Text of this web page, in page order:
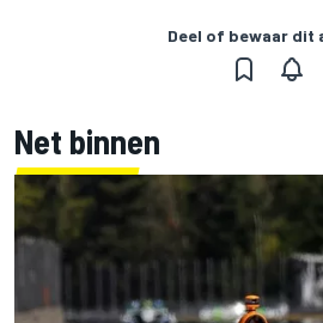
Deel of bewaar dit
Net binnen